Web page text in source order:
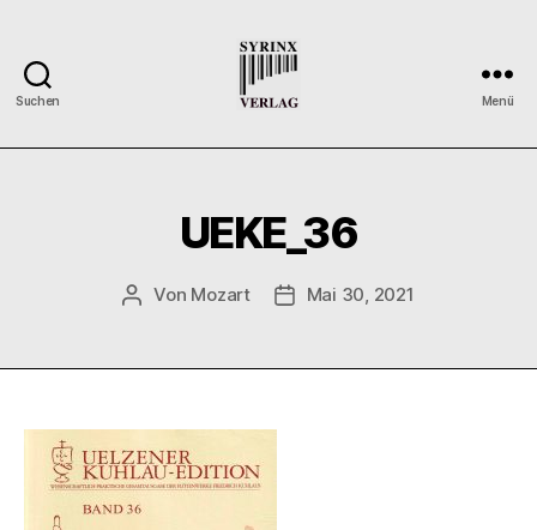
Suchen
Verlag
Verlag
der
Flötisten
Menü
UEKE_36
Beitragsautor
Von Mozart Veröffentlichungsdatum
Mai 30, 2021